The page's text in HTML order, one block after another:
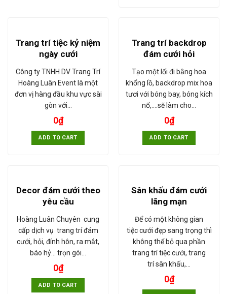
Trang trí tiệc kỷ niệm
ngày cưới
Công ty TNHH DV Trang Trí
Hoàng Luân Event là một
đơn vị hàng đầu khu vực sài
gòn với…
0₫
ADD TO CART
Trang trí backdrop
đám cưới hỏi
Tạo một lối đi bằng hoa
khổng lồ, backdrop mix hoa
tươi với bóng bay, bóng kích
nổ,....sẽ làm cho…
0₫
ADD TO CART
Decor đám cưới theo
yêu cầu
Hoàng Luân Chuyên cung
cấp dịch vụ trang trí đám
cưới, hỏi, đính hôn, ra mắt,
báo hỷ... trọn gói…
0₫
ADD TO CART
Sân khấu đám cưới
lãng mạn
Để có một không gian
tiệc cưới đẹp sang trọng thì
không thể bỏ qua phần
trang trí tiệc cưới, trang
trí sân khấu,…
0₫